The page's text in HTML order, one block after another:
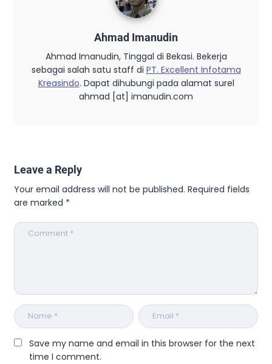
Ahmad Imanudin
Ahmad Imanudin, Tinggal di Bekasi. Bekerja
sebagai salah satu staff di PT. Excellent Infotama
Kreasindo. Dapat dihubungi pada alamat surel
ahmad [at] imanudin.com
Leave a Reply
Your email address will not be published. Required fields
are marked *
Save my name and email in this browser for the next
time I comment.